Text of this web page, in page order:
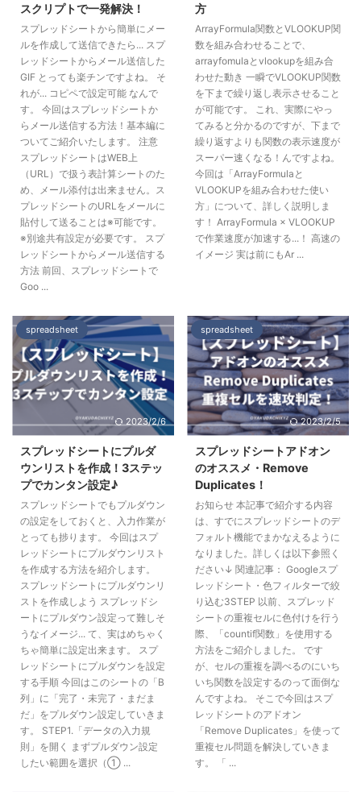
スクリプトで一発解決！
スプレッドシートから簡単にメー
ルを作成して送信できたら... スプ
レッドシートからメール送信した
GIF とっても楽チンですよね。 そ
れが... コピペで設定可能 なんで
す。 今回はスプレッドシートか
らメール送信する方法！基本編に
ついてご紹介いたします。 注意
スプレッドシートはWEB上
（URL）で扱う表計算シートのた
め、メール添付は出来ません。ス
プレッドシートのURLをメールに
貼付して送ることは※可能です。
※別途共有設定が必要です。 スプ
レッドシートからメール送信する
方法 前回、スプレッドシートで
Goo ...
方
ArrayFormula関数とVLOOKUP関
数を組み合わせることで、
arrayfomulaとvlookupを組み合
わせた動き 一瞬でVLOOKUP関数
を下まで繰り返し表示させること
が可能です。 これ、実際にやっ
てみると分かるのですが、下まで
繰り返すよりも関数の表示速度が
スーパー速くなる！んですよね。
今回は「ArrayFormulaと
VLOOKUPを組み合わせた使い
方」について、詳しく説明しま
す！ ArrayFormula × VLOOKUP
で作業速度が加速する...！ 高速の
イメージ 実は前にもAr ...
spreadsheet
2023/2/6
スプレッドシートにプルダ
ウンリストを作成！3ステッ
プでカンタン設定♪
スプレッドシートでもプルダウン
の設定をしておくと、入力作業が
とっても捗ります。 今回はスプ
レッドシートにプルダウンリスト
を作成する方法を紹介します。
スプレッドシートにプルダウンリ
ストを作成しよう スプレッドシ
ートにプルダウン設定って難しそ
うなイメージ... て、実はめちゃく
ちゃ簡単に設定出来ます。 スプ
レッドシートにプルダウンを設定
する手順 今回はこのシートの「B
列」に「完了・未完了・まだま
だ」をプルダウン設定していきま
す。 STEP1.「データの入力規
則」を開く まずプルダウン設定
したい範囲を選択（① ...
spreadsheet
2023/2/5
スプレッドシートアドオン
のオススメ・Remove
Duplicates！
お知らせ 本記事で紹介する内容
は、すでにスプレッドシートのデ
フォルト機能でまかなえるように
なりました。詳しくは以下参照く
ださい↓ 関連記事： Googleスプ
レッドシート・色フィルターで絞
り込む3STEP 以前、スプレッド
シートの重複セルに色付けを行う
際、「countif関数」を使用する
方法をご紹介しました。 です
が、セルの重複を調べるのにいち
いち関数を設定するのって面倒な
んですよね。 そこで今回はスプ
レッドシートのアドオン
「Remove Duplicates」を使って
重複セル問題を解決していきま
す。 「 ...